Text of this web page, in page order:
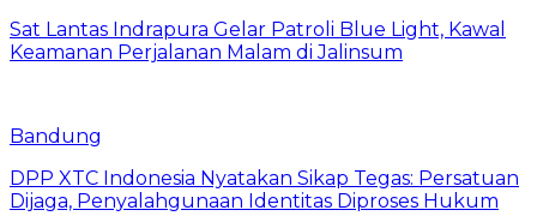
Sat Lantas Indrapura Gelar Patroli Blue Light, Kawal
Keamanan Perjalanan Malam di Jalinsum
Bandung
DPP XTC Indonesia Nyatakan Sikap Tegas: Persatuan
Dijaga, Penyalahgunaan Identitas Diproses Hukum